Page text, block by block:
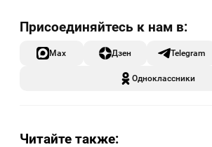
Max Дзен Telegram
Одноклассники
Читайте также: